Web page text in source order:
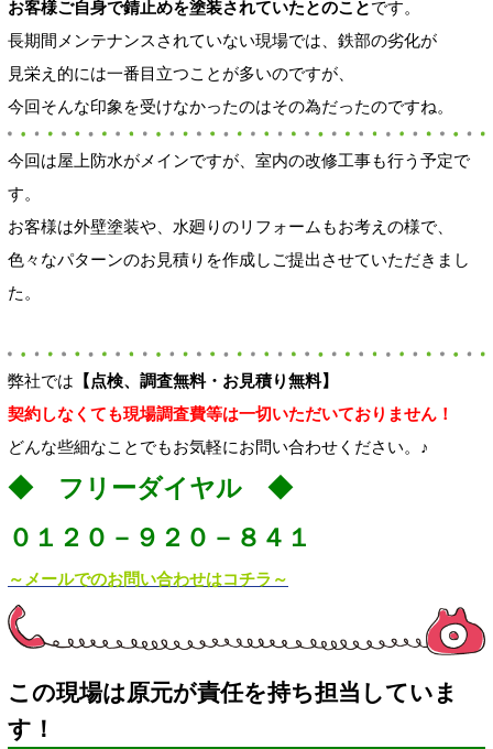
お客様ご自身で錆止めを塗装されていたとのことです。
長期間メンテナンスされていない現場では、鉄部の劣化が
見栄え的には一番目立つことが多いのですが、
今回そんな印象を受けなかったのはその為だったのですね。
今回は屋上防水がメインですが、室内の改修工事も行う予定で
す。
お客様は外壁塗装や、水廻りのリフォームもお考えの様で、
色々なパターンのお見積りを作成しご提出させていただきまし
た。
弊社では 【点検、調査無料・お見積り無料】
契約しなくても現場調査費等は一切いただいておりません！
どんな些細なことでもお気軽にお問い合わせください。♪
◆ フリーダイヤル ◆
０１２０－９２０－８４１
～メールでのお問い合わせはコチラ～
この現場は原元が責任を持ち担当していま
す！